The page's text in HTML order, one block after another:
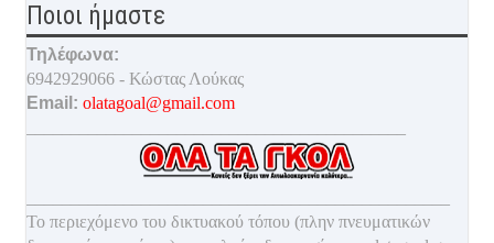
Ποιοι ήμαστε
Τηλέφωνα:
6942929066 - Κώστας Λούκας
Email: olatagoal@gmail.com
Το περιεχόμενο του δικτυακού τόπου (πλην πνευματικών